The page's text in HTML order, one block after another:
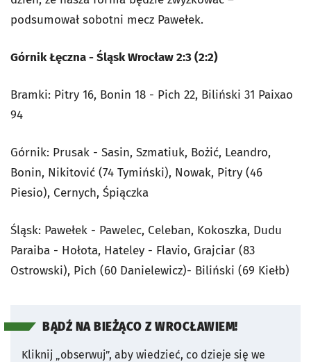
podsumował sobotni mecz Pawełek.
Górnik Łęczna - Śląsk Wrocław 2:3 (2:2)
Bramki: Pitry 16, Bonin 18 - Pich 22, Biliński 31 Paixao
94
Górnik: Prusak - Sasin, Szmatiuk, Bożić, Leandro,
Bonin, Nikitović (74 Tymiński), Nowak, Pitry (46
Piesio), Cernych, Śpiączka
Śląsk: Pawełek - Pawelec, Celeban, Kokoszka, Dudu
Paraiba - Hołota, Hateley - Flavio, Grajciar (83
Ostrowski), Pich (60 Danielewicz)- Biliński (69 Kiełb)
BĄDŹ NA BIEŻĄCO Z WROCŁAWIEM!
Kliknij „obserwuj”, aby wiedzieć, co dzieje się we